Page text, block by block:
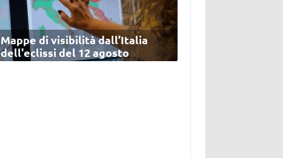
Mappe di visibilità dall’Italia
dell'eclissi del 12 agosto